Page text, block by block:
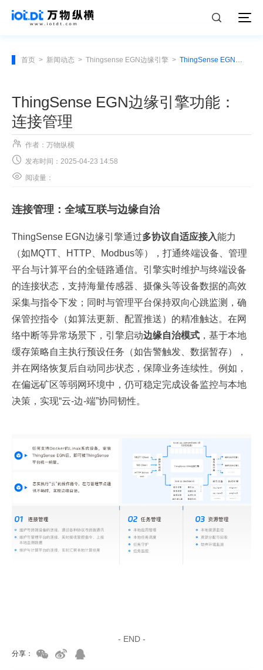
首页 > 新闻动态 > Thingsense EGN边缘引擎 > ThingSense EGN边缘引擎功能：连接管理
ThingSense EGN边缘引擎功能：
连接管理
 作者：万物纵横
 发布时间：2025-04-23 14:58
 阅读量：
连接管理：全域互联与边缘自治
ThingSense EGN边缘引擎通过多协议自适应接入能力
（如MQTT、HTTP、Modbus等），打通终端设备、管理
平台与计算平台的全链路通信。引擎实时维护与终端设备
的连接状态，支持海量传感器、摄像头等设备数据的高效
采集与指令下发；同时与管理平台保持双向心跳监测，确
保管控指令（如算法更新、配置推送）的精准触达。在网
络中断等异常场景下，引擎启动边缘自治模式 ，基于本地
缓存策略自主执行预设任务（如告警触发、数据暂存），
并在网络恢复后自动同步状态，保障业务连续性。例如，
在偏远矿区等弱网环境中，仍可稳定完成设备监控与本地
决策，实现“云-边-端”协同韧性。
- END -
分享：